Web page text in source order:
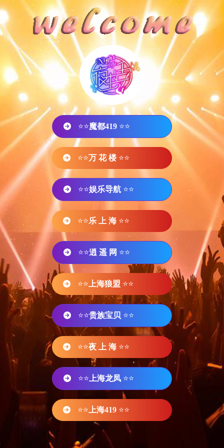
⭐⭐魔都419 ⭐⭐
⭐⭐万 花 楼 ⭐⭐
⭐⭐娱乐导航 ⭐⭐
⭐⭐乐 上 海 ⭐⭐
⭐⭐逍 遥 网 ⭐⭐
⭐⭐ 上海狼盟 ⭐⭐
⭐⭐贵族宝贝 ⭐⭐
⭐⭐夜 上 海 ⭐⭐
⭐⭐ 上海龙凤 ⭐⭐
⭐⭐ 上海419 ⭐⭐